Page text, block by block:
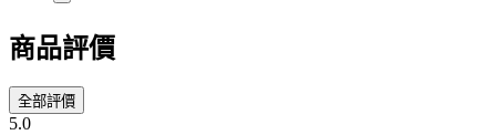
商品評價
全部評價
5.0